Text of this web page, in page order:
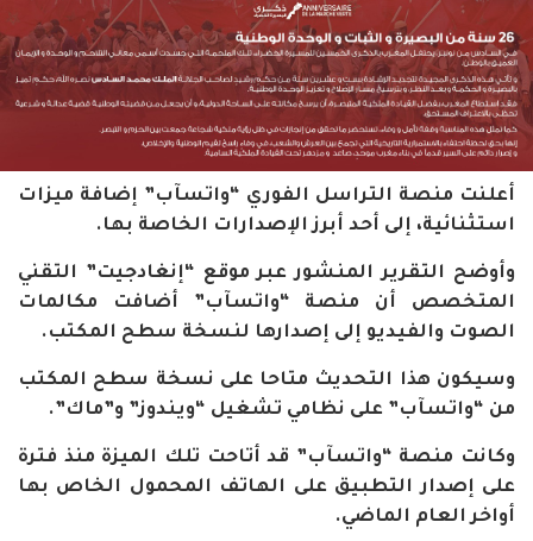
أعلنت منصة التراسل الفوري “واتسآب” إضافة ميزات
استثنائية، إلى أحد أبرز الإصدارات الخاصة بها.
وأوضح التقرير المنشور عبر موقع “إنغادجيت” التقني
المتخصص أن منصة “واتسآب” أضافت مكالمات
الصوت والفيديو إلى إصدارها لنسخة سطح المكتب.
وسيكون هذا التحديث متاحا على نسخة سطح المكتب
من “واتسآب” على نظامي تشغيل “ويندوز” و”ماك”.
وكانت منصة “واتسآب” قد أتاحت تلك الميزة منذ فترة
على إصدار التطبيق على الهاتف المحمول الخاص بها
أواخر العام الماضي.